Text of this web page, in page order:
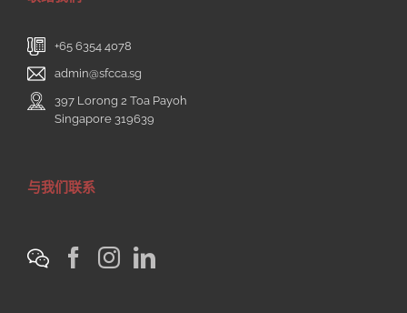
+65 6354 4078
admin@sfcca.sg
397 Lorong 2 Toa Payoh
Singapore 319639
与我们联系